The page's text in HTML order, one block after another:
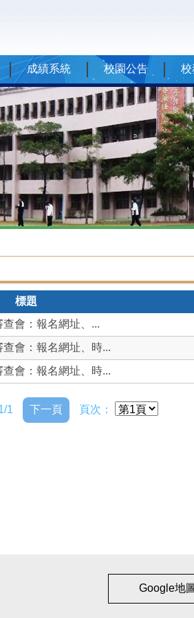
成績系統 校園公告 校
標題
會：報名網址、...
會：報名網址、時...
會：報名網址、時...
1 下一頁 頁次：
Google地